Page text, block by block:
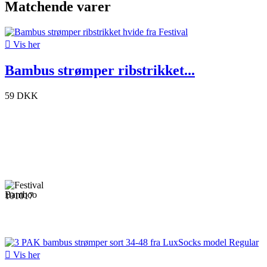
Matchende varer
 Vis her
Bambus strømper ribstrikket...
59 DKK
 Vis her